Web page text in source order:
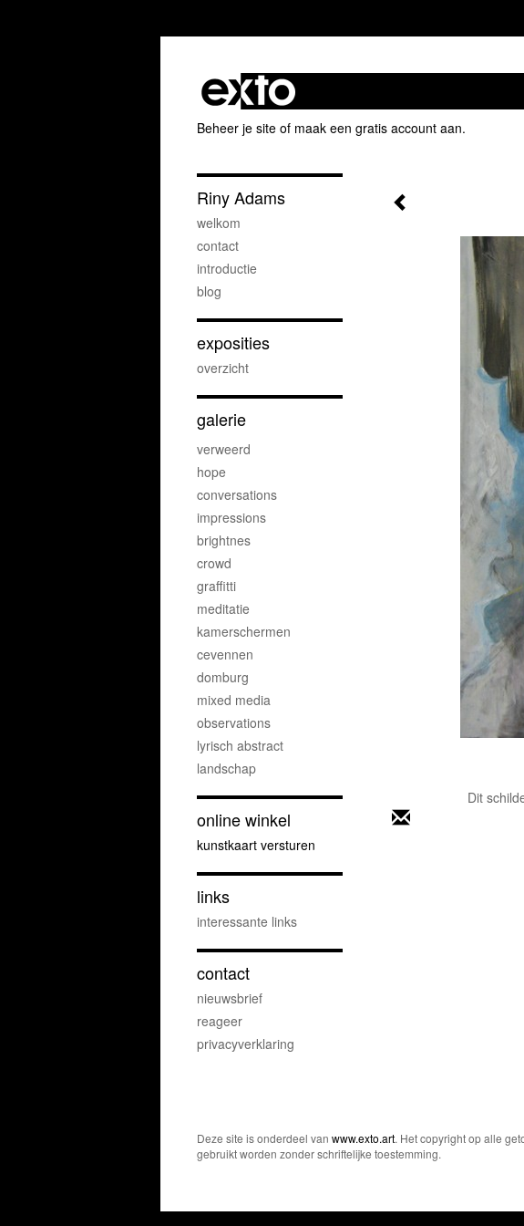
Beheer je site of maak een gratis account aan.
Dit
Riny Adams
welkom
contact
introductie
blog
exposities
overzicht
galerie
verweerd
hope
conversations
impressions
brightnes
crowd
graffitti
meditatie
kamerschermen
cevennen
domburg
mixed media
observations
lyrisch abstract
landschap
online winkel
kunstkaart versturen
links
interessante links
contact
nieuwsbrief
reageer
privacyverklaring
Deze site is onderdeel van www.exto.art. Het copyright op alle
gebruikt worden zonder schriftelijke toestemming.